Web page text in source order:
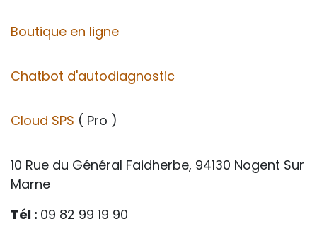
Boutique en ligne
Chatbot d'autodiagnostic
Cloud SPS ( Pro )
10 Rue du Général Faidherbe, 94130 Nogent Sur
Marne
Tél : 09 82 99 19 90